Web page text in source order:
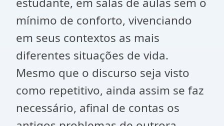
mínimo de conforto, vivenciando
em seus contextos as mais
diferentes situações de vida.
Mesmo que o discurso seja visto
como repetitivo, ainda assim se faz
necessário, afinal de contas os